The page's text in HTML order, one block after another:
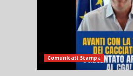
Comunicati Stampa